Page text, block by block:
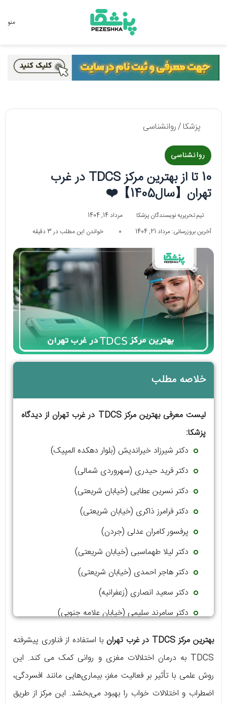
منو
پزشکا/روانشناسی
روانشناسی
10 تا از بهترین مرکز TDCS در غرب
تهران【سال1405】❤️
تیم تحریریه نویسندگان پزشکا
مرداد 14, 1404
آخرین بروزرسانی: مرداد 21, 1404
0 خواندن این مطلب در 3 دقیقه
خلاصه مطلب
لیست معرفی بهترین مرکز TDCS در غرب تهران از دیدگاه
پزشکا:
دکتر شیرزاد خیراندیش (بلوار دهکده المپیک)
دکتر فرید حیدری (سهروردی شمالی)
دکتر نسرین عطایی (خیابان شریعتی)
دکتر فرامرز ذاکری (خیابان شریعتی)
پرفسور کامران عدلی (جردن)
دکتر لیلا طهماسبی (خیابان شریعتی)
دکتر هاجر احمدی (خیابان شریعتی)
دکتر سعید انصاری (زعفرانیه)
دکتر سامرند سلیمی (خیابان علامه جنوبی)
دکتر سمانه موسوی نسب (فلکه سوم تهرانپارس)
بهترین مرکز TDCS در غرب تهران
با استفاده از فناوری پیشرفته
TDCS به درمان اختلالات مغزی و روانی کمک می کند. این
روش علمی با تأثیر بر فعالیت مغز، بیماری‌هایی مانند افسردگی،
اضطراب و اختلالات خواب را بهبود می‌بخشد. این مرکز از طریق